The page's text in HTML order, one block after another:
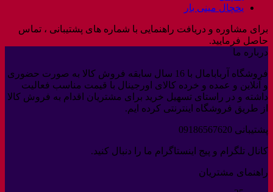
یخچال مینی بار
برای مشاوره و دریافت راهنمایی با شماره های پشتیبانی ، تماس
حاصل فرمایید.
درباره ما
فروشگاه آربابامال با 16 سال سابقه فروش کالا به صورت حضوری
و آنلاین و عمده و خرده کالای اورجینال با قیمت مناسب فعالیت
داشته و در راستای تسهیل خرید برای مشتریان اقدام به فروش کالا
از طریق فروشگاه اینترنتی کرده ایم.
پشتیبانی 09186567620
کانال تلگرام و پیج اینستاگرام ما را دنبال کنید.
راهنمای مشتریان